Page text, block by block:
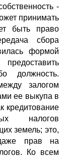
-
принимать
быть право
сбора
формой
должность.
залогом
ее выкупа в
кредитование
налогов
земель; это,
прав на
Ко всем